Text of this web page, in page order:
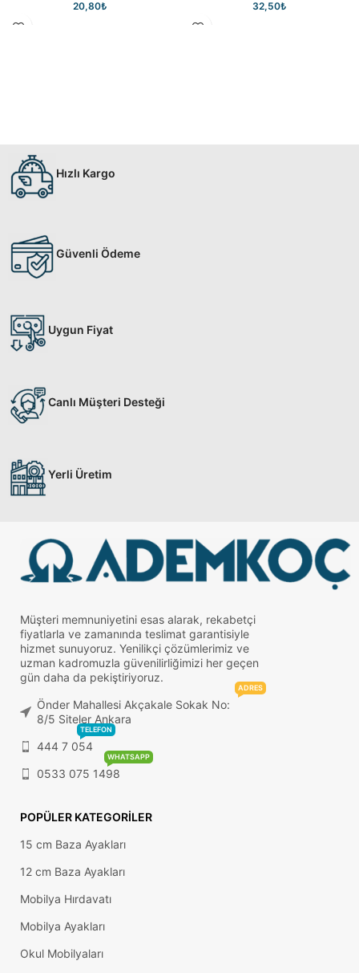
20,80₺ 32,50₺
Hızlı Kargo
Güvenli Ödeme
Uygun Fiyat
Canlı Müşteri Desteği
Yerli Üretim
Müşteri memnuniyetini esas alarak, rekabetçi
fiyatlarla ve zamanında teslimat garantisiyle
hizmet sunuyoruz. Yenilikçi çözümlerimiz ve
uzman kadromuzla güvenilirliğimizi her geçen
gün daha da pekiştiriyoruz.
Önder Mahallesi Akçakale Sokak No:
8/5 Siteler Ankara
ADRES
444 7 054
TELEFON
0533 075 1498
WHATSAPP
POPÜLER KATEGORILER
15 cm Baza Ayakları
12 cm Baza Ayakları
Mobilya Hırdavatı
Mobilya Ayakları
Okul Mobilyaları